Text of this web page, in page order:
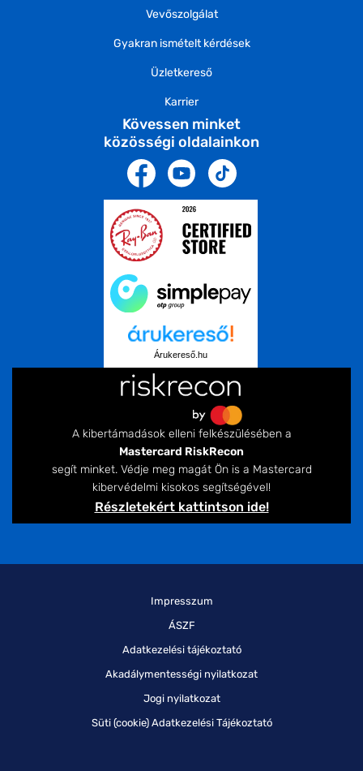
Vevőszolgálat
Gyakran ismételt kérdések
Üzletkereső
Karrier
Kövessen minket
közösségi oldalainkon
Árukereső.hu
A kibertámadások elleni felkészülésében a
Mastercard RiskRecon
segít minket. Védje meg magát Ön is a Mastercard
kibervédelmi kisokos segítségével!
Részletekért kattintson ide!
Impresszum
ÁSZF
Adatkezelési tájékoztató
Akadálymentességi nyilatkozat
Jogi nyilatkozat
Süti (cookie) Adatkezelési Tájékoztató